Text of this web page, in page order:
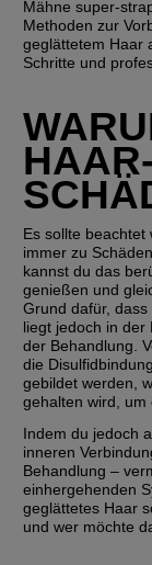
Mähne super-
Methoden zur
geglättetem Haar
Schritte und
Es sollte
immer zu
kannst du das
genießen und
Grund dafür,
liegt jedoch in der
der Behandlung.
die
gebildet werden,
gehalten wird, um
Indem du jedoch
inneren
Behandlung –
einhergehenden
geglättetes Haar
und wer möchte